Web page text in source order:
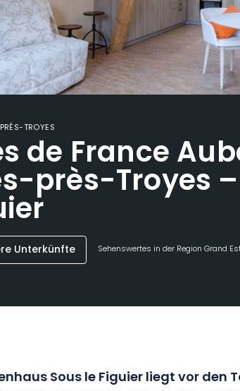
TROYES
de France
près-Troyes
Unterkünfte Sehenswertes in der Region Grand
Sous le Figuier liegt vor den